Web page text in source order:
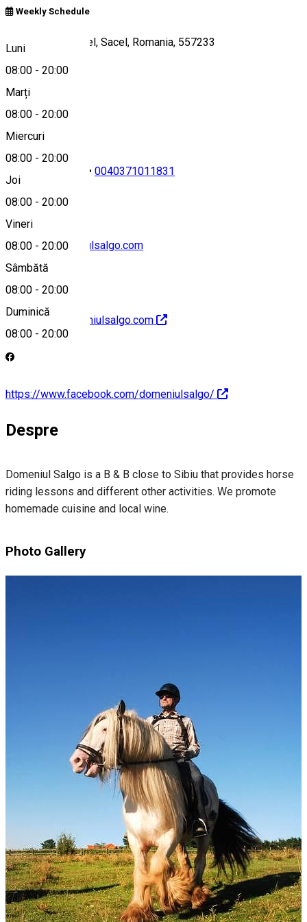
Weekly Schedule
Luni
08:00 - 20:00
Marți
08:00 - 20:00
Miercuri
08:00 - 20:00
Joi
08:00 - 20:00
Vineri
08:00 - 20:00
Sâmbătă
08:00 - 20:00
Duminică
08:00 - 20:00
E81, Cristian-Sacel, Sacel, Romania, 557233
Hartă
• 0040371011831
contact@domeniulsalgo.com
http://www.domeniulsalgo.com
https://www.facebook.com/domeniulsalgo/
Despre
Domeniul Salgo is a B & B close to Sibiu that provides horse
riding lessons and different other activities. We promote
homemade cuisine and local wine.
Photo Gallery